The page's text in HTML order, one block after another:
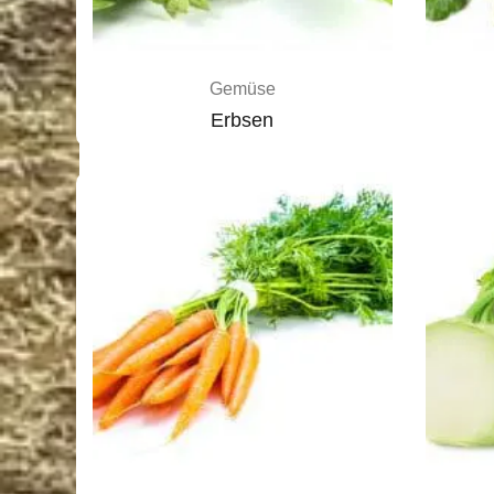
Gemüse
Erbsen